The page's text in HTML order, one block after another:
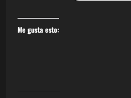
Me gusta esto: